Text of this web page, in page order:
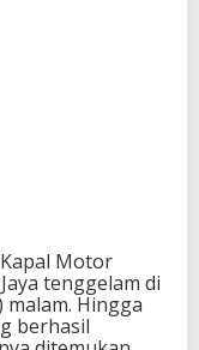
Motor
tenggelam di
malam. Hingga
berhasil